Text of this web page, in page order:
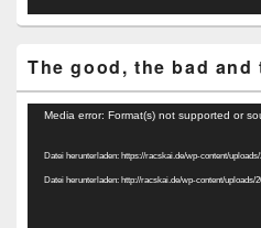
The good, the bad and
Video-
Media error: Format(s) not supported or
Datei herunterladen: https://racskai.de/wp-content/
Datei herunterladen: http://racskai.de/wp-content/uploads/